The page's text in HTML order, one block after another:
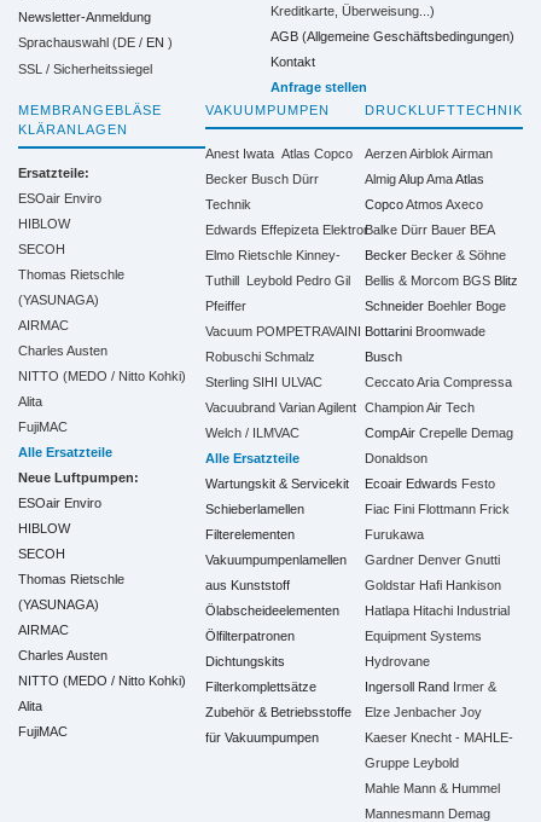
Newsletter-Anmeldung
Sprachauswahl (DE / EN )
SSL / Sicherheitssiegel
Kreditkarte, Überweisung...)
AGB (Allgemeine Geschäftsbedingungen)
Kontakt
Anfrage stellen
MEMBRANGEBLÄSE
KLÄRANLAGEN
Ersatzteile:
ESOair Enviro
HIBLOW
SECOH
Thomas Rietschle
(YASUNAGA)
AIRMAC
Charles Austen
NITTO (MEDO / Nitto Kohki)
Alita
FujiMAC
Alle Ersatzteile
Neue Luftpumpen:
ESOair Enviro
HIBLOW
SECOH
Thomas Rietschle
(YASUNAGA)
AIRMAC
Charles Austen
NITTO (MEDO / Nitto Kohki)
Alita
FujiMAC
VAKUUMPUMPEN
Anest Iwata Atlas Copco
Becker Busch Dürr
Technik
Edwards Effepizeta Elektror
Elmo Rietschle Kinney-
Tuthill Leybold Pedro Gil
Pfeiffer
Vacuum POMPETRAVAINI
Robuschi Schmalz
Sterling SIHI ULVAC
Vacuubrand Varian Agilent
Welch / ILMVAC
Alle Ersatzteile
Wartungskit & Servicekit
Schieberlamellen
Filterelementen
Vakuumpumpenlamellen
aus Kunststoff
Ölabscheideelementen
Ölfilterpatronen
Dichtungskits
Filterkomplettsätze
Zubehör & Betriebsstoffe
für Vakuumpumpen
DRUCKLUFTTECHNIK
AerzenAirblok Airman
Almig Alup Ama Atlas
Copco Atmos Axeco
Balke Dürr Bauer BEA
Becker Becker & Söhne
Bellis & Morcom BGS Blitz
Schneider Boehler Boge
Bottarini Broomwade
Busch
Ceccato Aria Compressa
Champion Air Tech
CompAir Crepelle Demag
Donaldson
Ecoair Edwards Festo
Fiac Fini Flottmann Frick
Furukawa
Gardner Denver Gnutti
Goldstar Hafi Hankison
Hatlapa Hitachi Industrial
Equipment Systems
Hydrovane
Ingersoll Rand Irmer &
Elze Jenbacher Joy
Kaeser Knecht - MAHLE-
Gruppe Leybold
Mahle Mann & Hummel
Mannesmann Demag